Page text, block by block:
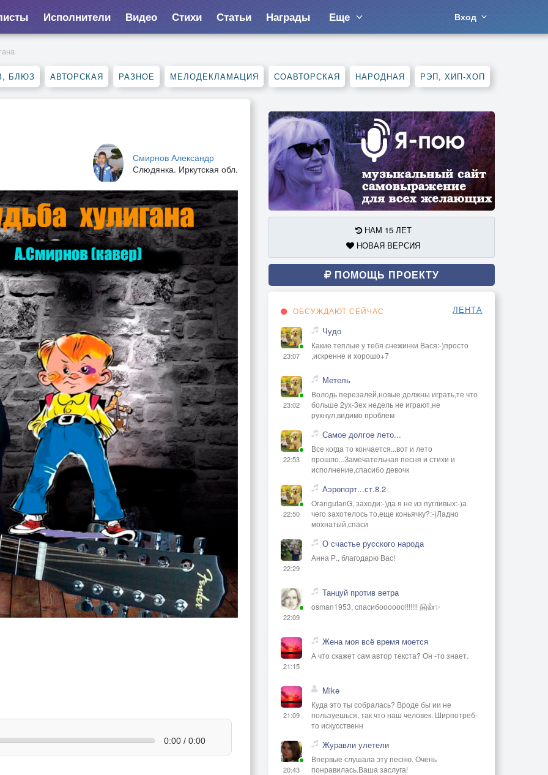
Исполнители Видео Стихи Статьи Награды Еще Вход
БЛЮЗ АВТОРСКАЯ РАЗНОЕ МЕЛОДЕКЛАМАЦИЯ СОАВТОРСКАЯ НАРОДНАЯ РЭП, ХИП-ХОП
Смирнов Александр
Слюдянка. Иркутская обл.
0:00 / 0:00
НАМ 15 ЛЕТ
НОВАЯ ВЕРСИЯ
ПОМОЩЬ ПРОЕКТУ
ОБСУЖДАЮТ СЕЙЧАС ЛЕНТА
23:07
Чудо
Какие теплые у тебя снежинки Вася:-)просто
,искренне и хорошо+7
23:02
Метель
Володь перезалей,новые должны играть,те что
больше 2ух-3ех недель не играют,не
рухнул,видимо проблем
22:53
Самое долгое лето...
Все когда то кончается...вот и лето
прошло...Замечательная песня и стихи и
исполнение,спасибо девочк
22:50
Аэропорт...ст.8.2
OrangutanG, заходи:-)да я не из пугливых:-)а
чего захотелось то,еще коньячку?:-)Ладно
мохнатый,спаси
22:29
О счастье русского народа
Анна Р., благодарю Вас!
22:09
Танцуй против ветра
osman1953, спасибоооооо!!!!!!! 🤗👍✨
21:15
Жена моя всё время моется
А что скажет сам автор текста? Он -то знает.
21:09
Mike
Куда это ты собралась? Вроде бы ии не
пользуешься, так что наш человек. Ширпотреб-
то искусственн
20:43
Журавли улетели
Впервые слушала эту песню. Очень
понравилась.Ваша заслуга!